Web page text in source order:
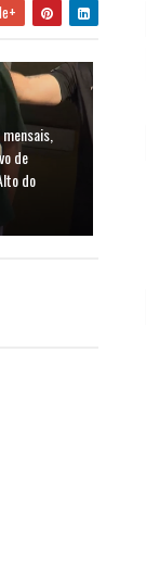
de
do